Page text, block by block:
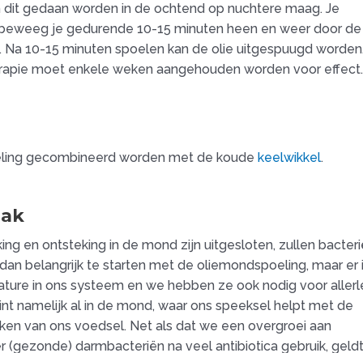
gedaan worden in de ochtend op nuchtere maag. Je
je gedurende 10-15 minuten heen en weer door de
10-15 minuten spoelen kan de olie uitgespuugd
moet enkele weken aangehouden worden voor effect.
gecombineerd worden met de koudekeelwikkel.
en ontsteking in de mond zijn uitgesloten, zullen
belangrijk te starten met de oliemondspoeling, maar er
in ons systeem en we hebben ze ook nodig voor
namelijk al in de mond, waar ons speeksel helpt met de
van ons voedsel. Net als dat we een overgroei aan
(gezonde) darmbacteriën na veel antibiotica gebruik,